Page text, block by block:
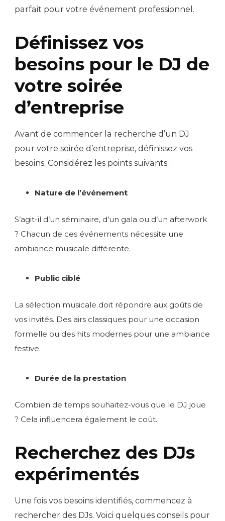
parfait pour votre événement professionnel.
Définissez vos
besoins pour le DJ de
votre soirée
d’entreprise
Avant de commencer la recherche d’un DJ
pour votre soirée d’entreprise, définissez vos
besoins. Considérez les points suivants :
Nature de l’événement
S’agit-il d’un séminaire, d’un gala ou d’un afterwork
? Chacun de ces événements nécessite une
ambiance musicale différente.
Public ciblé
La sélection musicale doit répondre aux goûts de
vos invités. Des airs classiques pour une occasion
formelle ou des hits modernes pour une ambiance
festive.
Durée de la prestation
Combien de temps souhaitez-vous que le DJ joue
? Cela influencera également le coût.
Recherchez des DJs
expérimentés
Une fois vos besoins identifiés, commencez à
rechercher des DJs. Voici quelques conseils pour